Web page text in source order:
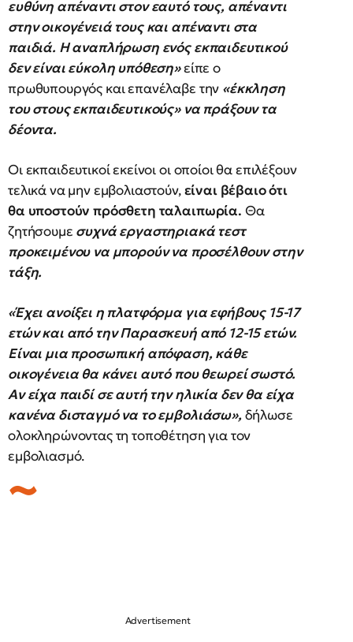
ευθύνη απέναντι στον εαυτό τους, απέναντι
στην οικογένειά τους και απέναντι στα
παιδιά. Η αναπλήρωση ενός εκπαιδευτικού
δεν είναι εύκολη υπόθεση»είπε ο
πρωθυπουργός και επανέλαβε την «έκκληση
του στους εκπαιδευτικούς» να πράξουν τα
δέοντα.
Οι εκπαιδευτικοί εκείνοι οι οποίοι θα επιλέξουν
τελικά να μην εμβολιαστούν,είναι βέβαιο ότι
θα υποστούν πρόσθετη ταλαιπωρία. Θα
ζητήσουμε συχνά εργαστηριακά τεστ
προκειμένου να μπορούν να προσέλθουν στην
τάξη.
«Έχει ανοίξει η πλατφόρμα για εφήβους 15-17
ετών και από την Παρασκευή από 12-15 ετών.
Είναι μια προσωπική απόφαση, κάθε
οικογένεια θα κάνει αυτό που θεωρεί σωστό.
Αν είχα παιδί σε αυτή την ηλικία δεν θα είχα
κανένα δισταγμό να το εμβολιάσω», δήλωσε
ολοκληρώνοντας τη τοποθέτηση για τον
εμβολιασμό.